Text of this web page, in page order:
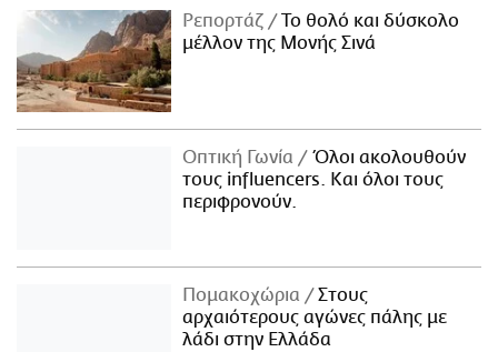
Ρεπορτάζ
Το θολό και δύσκολο
μέλλον της Μονής Σινά
Οπτική Γωνία
Όλοι ακολουθούν
τους influencers. Και όλοι τους
περιφρονούν.
Πομακοχώρια
Στους
αρχαιότερους αγώνες πάλης με
λάδι στην Ελλάδα